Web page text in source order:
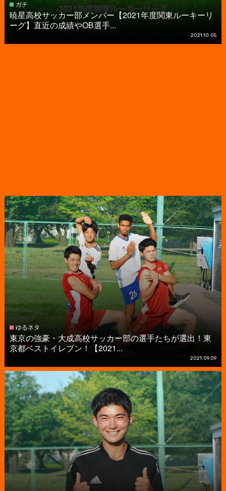
ガチ
暁星高校サッカー部メンバー【2021年度関東ルーキーリ
ーグ】直近の成績やOB選手...
2021.10.05
ゆるネタ
東京の強豪・大成高校サッカー部の選手たちが選出！東
京都ベストイレブン！【2021...
2021.09.09